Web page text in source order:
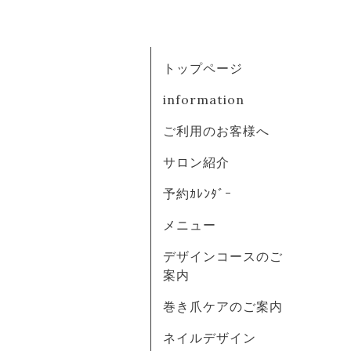
トップページ
information
ご利用のお客様へ
サロン紹介
予約ｶﾚﾝﾀﾞｰ
メニュー
デザインコースのご
案内
巻き爪ケアのご案内
ネイルデザイン